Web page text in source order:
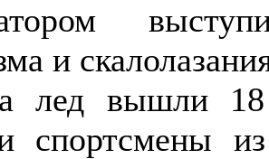
и
лед вышли
спортсмены